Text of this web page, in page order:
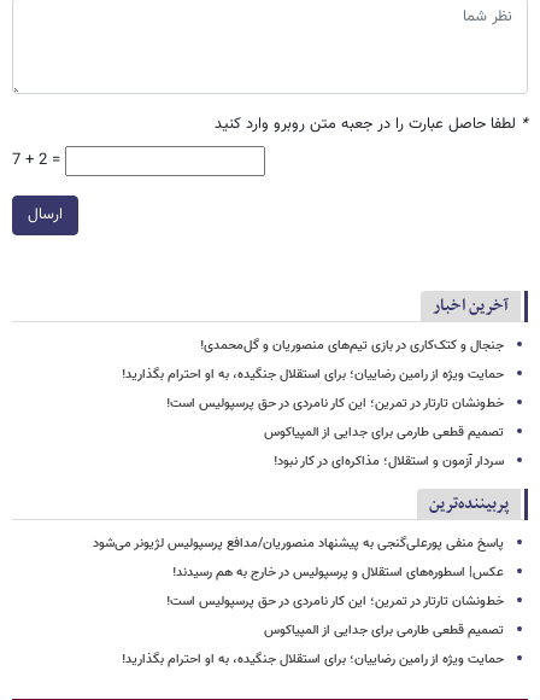
* لطفا حاصل عبارت را در جعبه متن روبرو وارد کنید
7 + 2 =
ارسال
آخرین اخبار
جنجال و کتک‌کاری در بازی تیم‌های منصوریان و گل‌محمدی!
حمایت ویژه از رامین رضاییان؛ برای استقلال جنگیده، به او احترام بگذارید!
خط‌ونشان تارتار در تمرین؛ این کار نامردی در حق پرسپولیس است!
تصمیم قطعی طارمی برای جدایی از المپیاکوس
سردار آزمون و استقلال؛ مذاکره‌ای در کار نبود!
پربیننده‌ترین
پاسخ منفی پورعلی‌گنجی به پیشنهاد منصوریان/مدافع پرسپولیس لژیونر می‌شود
عکس| اسطوره‌های استقلال و پرسپولیس در خارج به هم رسیدند!
خط‌ونشان تارتار در تمرین؛ این کار نامردی در حق پرسپولیس است!
تصمیم قطعی طارمی برای جدایی از المپیاکوس
حمایت ویژه از رامین رضاییان؛ برای استقلال جنگیده، به او احترام بگذارید!